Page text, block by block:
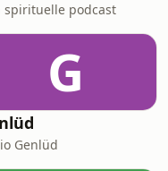
spirituelle podcast
G
Genlüd